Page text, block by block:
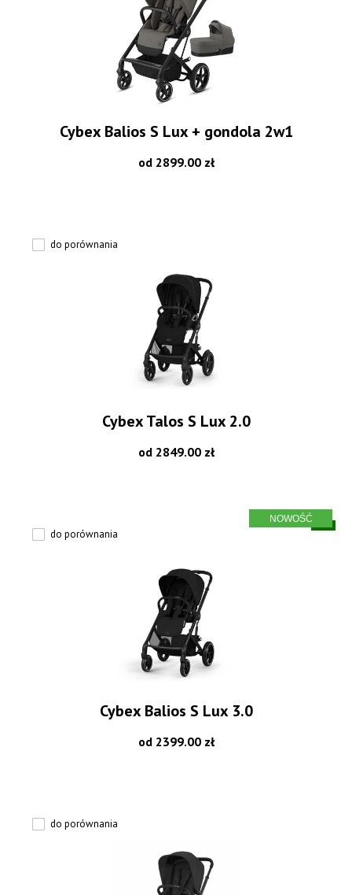
Cybex Balios S Lux + gondola 2w1
od 2899.00 zł
do porównania
Cybex Talos S Lux 2.0
od 2849.00 zł
do porównania
Cybex Balios S Lux 3.0
od 2399.00 zł
do porównania